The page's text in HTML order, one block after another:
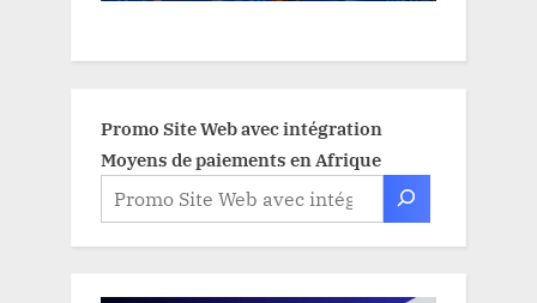
Promo Site Web avec intégration
Moyens de paiements en Afrique